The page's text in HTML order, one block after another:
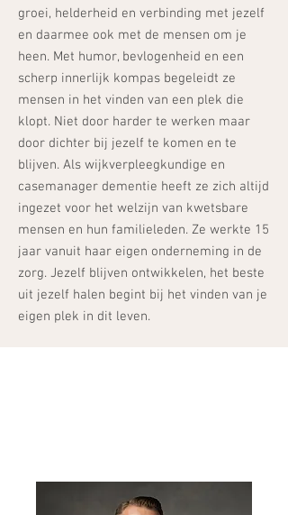
groei, helderheid en verbinding met jezelf
en daarmee ook met de mensen om je
heen. Met humor, bevlogenheid en een
scherp innerlijk kompas begeleidt ze
mensen in het vinden van een plek die
klopt. Niet door harder te werken maar
door dichter bij jezelf te komen en te
blijven. Als wijkverpleegkundige en
casemanager dementie heeft ze zich altijd
ingezet voor het welzijn van kwetsbare
mensen en hun familieleden. Ze werkte 15
jaar vanuit haar eigen onderneming in de
zorg. Jezelf blijven ontwikkelen, het beste
uit jezelf halen begint bij het vinden van je
eigen plek in dit leven.